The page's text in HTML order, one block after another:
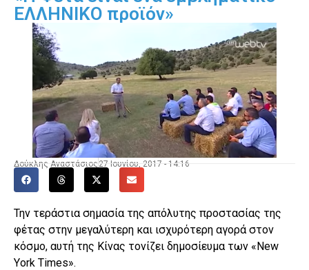
ΕΛΛΗΝΙΚΟ προϊόν»
Δούκλης Αναστάσιος 27 Ιουνίου, 2017 - 14:16
Την τεράστια σημασία της απόλυτης προστασίας της
φέτας στην μεγαλύτερη και ισχυρότερη αγορά στον
κόσμο, αυτή της Κίνας τονίζει δημοσίευμα των «Νew
Υork Τimes».